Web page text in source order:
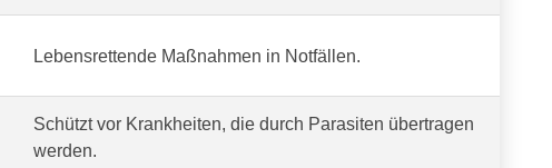
Lebensrettende Maßnahmen in Notfällen.
Schützt vor Krankheiten, die durch Parasiten übertragen
werden.